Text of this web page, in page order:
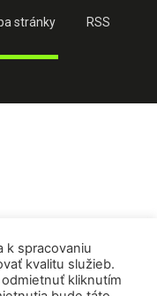
stránky RSS
k spracovaniu
kvalitu služieb.
kliknutím